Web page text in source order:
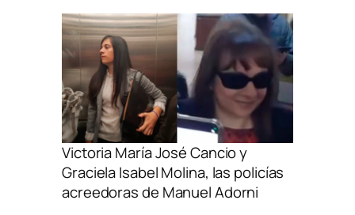
Victoria María José Cancio y
Graciela Isabel Molina, las policías
acreedoras de Manuel Adorni